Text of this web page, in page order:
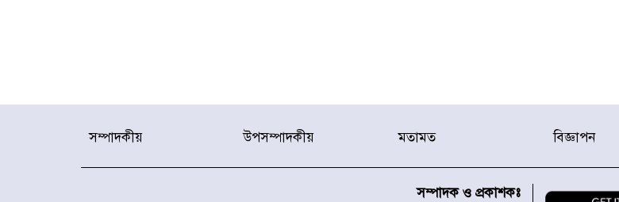
সম্পাদকীয় উপসম্পাদকীয় মতামত বিজ্ঞাপন
সম্পাদক ও প্রকাশকঃ